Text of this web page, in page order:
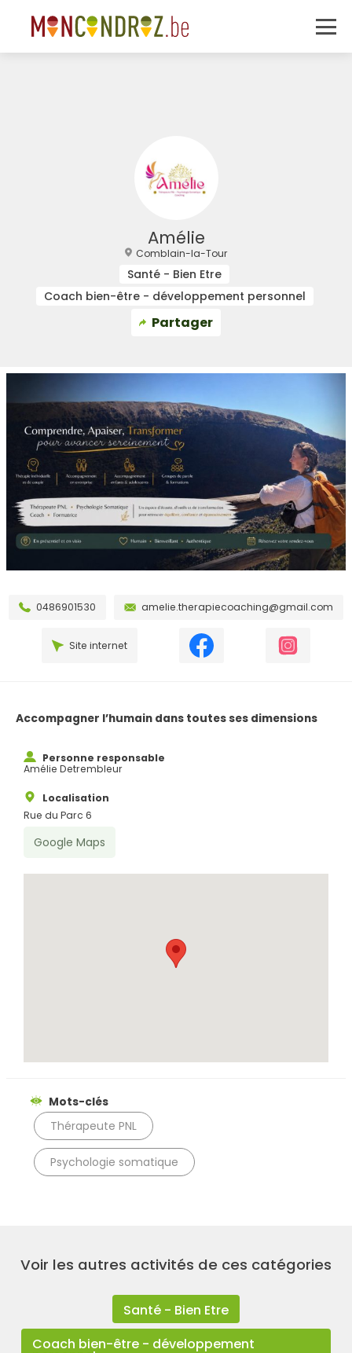
Amélie
Comblain-la-Tour
Santé - Bien Etre
Coach bien-être - développement personnel
Partager
0486901530 amelie.therapiecoaching@gmail.com
Site internet
Accompagner l’humain dans toutes ses dimensions
Personne responsable
Amélie Detrembleur
Localisation
Rue du Parc 6
Google Maps
Mots-clés
Thérapeute PNL
Psychologie somatique
Voir les autres activités de ces catégories
Santé - Bien Etre
Coach bien-être - développement